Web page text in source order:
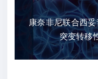
康奈非尼联合西
突变转移